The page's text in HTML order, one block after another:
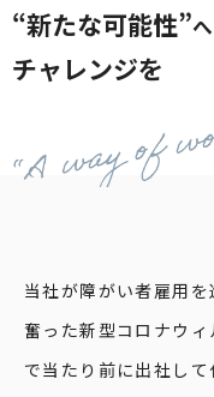
“新たな可能性”
チャレンジを
当社が障がい者雇用
奮った新型コロナウ
で当たり前に出社し